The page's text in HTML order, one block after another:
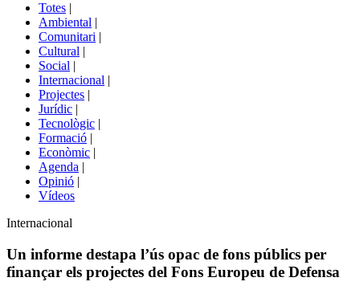
portals
Totes |
Ambiental |
Comunitari |
Cultural |
Social |
Internacional |
Projectes |
Jurídic |
Tecnològic |
Formació |
Econòmic |
Agenda |
Opinió |
Vídeos
Àmbit
la
notícia
Internacional
Un informe destapa l’ús opac de fons públics per
finançar els projectes del Fons Europeu de Defensa